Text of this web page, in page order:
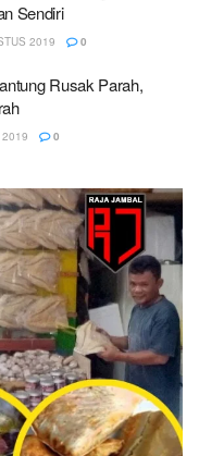
Sendiri
2019 0
Rusak Parah,
0